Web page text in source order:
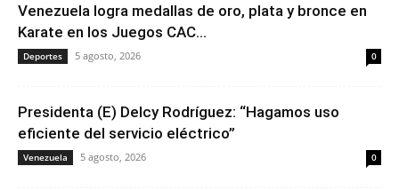
Venezuela logra medallas de oro, plata y bronce en
Karate en los Juegos CAC...
Deportes 5 agosto, 2026 0
Presidenta (E) Delcy Rodríguez: “Hagamos uso
eficiente del servicio eléctrico”
Venezuela 5 agosto, 2026 0